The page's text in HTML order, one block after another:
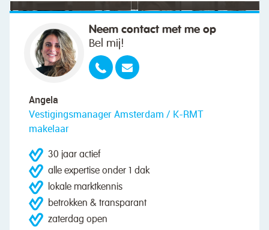
Neem contact met me op
Bel mij!
Angela
Vestigingsmanager Amsterdam / K-RMT
makelaar
30 jaar actief
alle expertise onder 1 dak
lokale marktkennis
betrokken & transparant
zaterdag open